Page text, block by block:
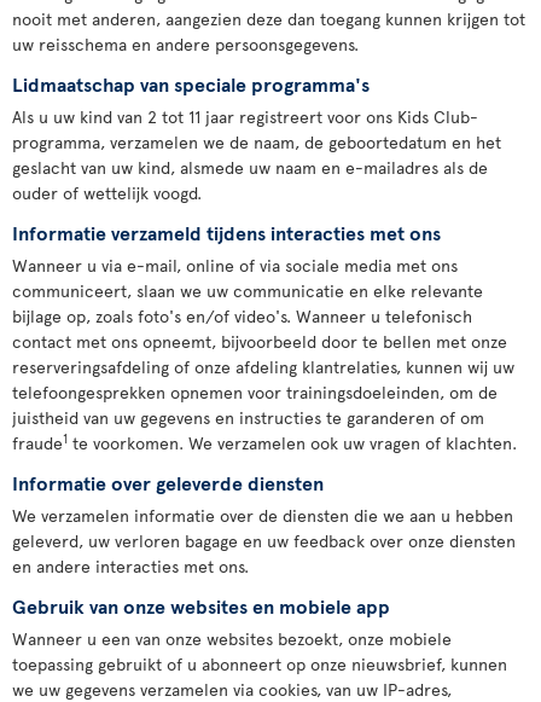
nooit met anderen, aangezien deze dan toegang kunnen krijgen tot
uw reisschema en andere persoonsgegevens.
Lidmaatschap van speciale programma's
Als u uw kind van 2 tot 11 jaar registreert voor ons Kids Club-
programma, verzamelen we de naam, de geboortedatum en het
geslacht van uw kind, alsmede uw naam en e-mailadres als de
ouder of wettelijk voogd.
Informatie verzameld tijdens interacties met ons
Wanneer u via e-mail, online of via sociale media met ons
communiceert, slaan we uw communicatie en elke relevante
bijlage op, zoals foto's en/of video's. Wanneer u telefonisch
contact met ons opneemt, bijvoorbeeld door te bellen met onze
reserveringsafdeling of onze afdeling klantrelaties, kunnen wij uw
telefoongesprekken opnemen voor trainingsdoeleinden, om de
juistheid van uw gegevens en instructies te garanderen of om
fraude1 te voorkomen. We verzamelen ook uw vragen of klachten.
Informatie over geleverde diensten
We verzamelen informatie over de diensten die we aan u hebben
geleverd, uw verloren bagage en uw feedback over onze diensten
en andere interacties met ons.
Gebruik van onze websites en mobiele app
Wanneer u een van onze websites bezoekt, onze mobiele
toepassing gebruikt of u abonneert op onze nieuwsbrief, kunnen
we uw gegevens verzamelen via cookies, van uw IP-adres,